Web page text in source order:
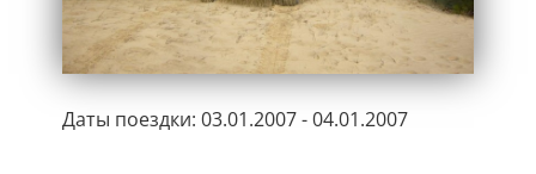
Даты поездки: 03.01.2007 - 04.01.2007